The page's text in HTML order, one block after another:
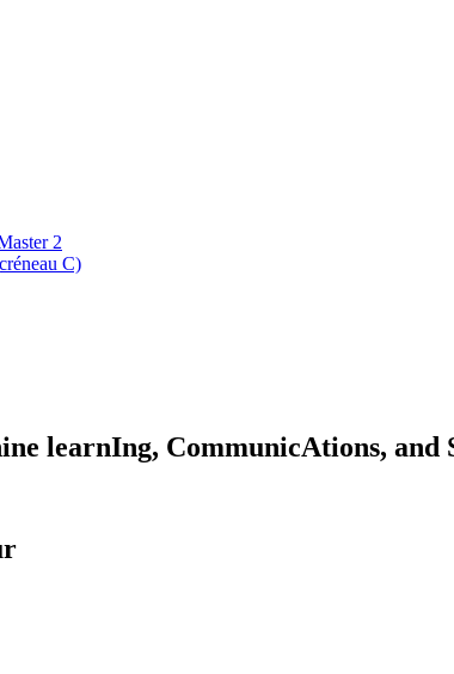
2
C)
learnIng, CommunicAtions, and